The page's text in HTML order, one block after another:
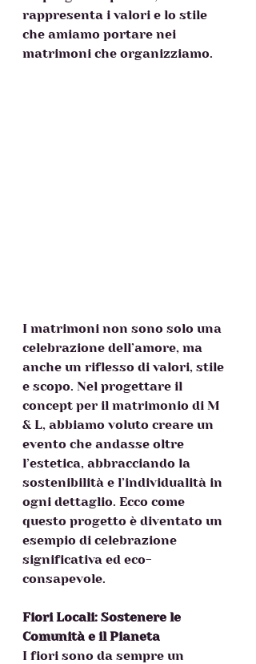
rappresenta i valori e lo stile
che amiamo portare nei
matrimoni che organizziamo.
I matrimoni non sono solo una
celebrazione dell’amore, ma
anche un riflesso di valori, stile
e scopo. Nel progettare il
concept per il matrimonio di M
& L, abbiamo voluto creare un
evento che andasse oltre
l’estetica, abbracciando la
sostenibilità e l’individualità in
ogni dettaglio. Ecco come
questo progetto è diventato un
esempio di celebrazione
significativa ed eco-
consapevole.
Fiori Locali: Sostenere le
Comunità e il Pianeta
I fiori sono da sempre un